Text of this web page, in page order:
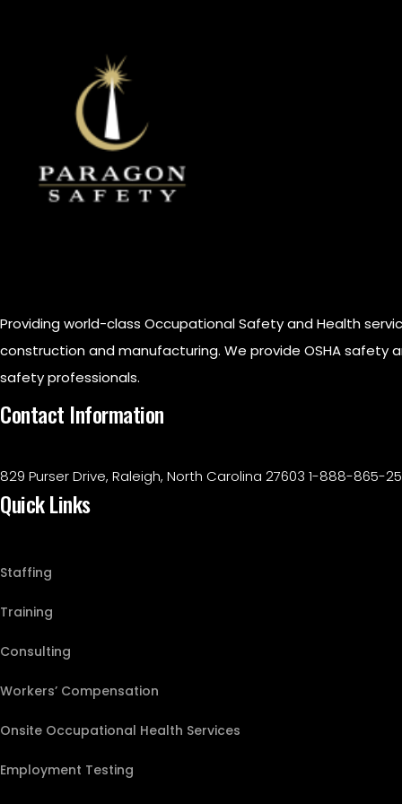
Providing world-class Occupational Safety and Health
construction and manufacturing. We provide OSHA
safety professionals.
Contact Information
829 Purser Drive, Raleigh, North Carolina 27603 1-888-865-
Quick Links
Staffing
Training
Consulting
Workers’ Compensation
Onsite Occupational Health Services
Employment Testing